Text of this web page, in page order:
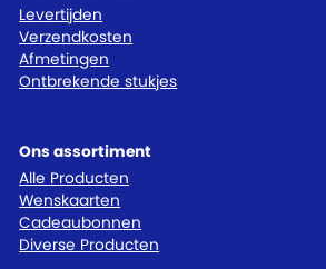
Levertijden
Verzendkosten
Afmetingen
Ontbrekende stukjes
Ons assortiment
Alle Producten
Wenskaarten
Cadeaubonnen
Diverse Producten